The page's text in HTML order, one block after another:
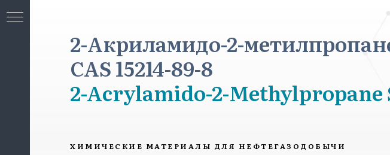
2-Акриламидо-2-
CAS 15214-89-8
2-Acrylamido-2-
ХИМИЧЕСКИЕ МАТЕРИАЛЫ ДЛЯ НЕФТЕГАЗОДОБЫЧИ